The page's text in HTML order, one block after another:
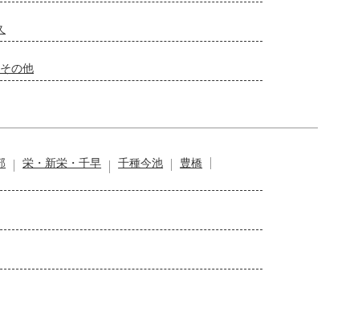
の他
栄・新栄・千早 千種今池
豊橋